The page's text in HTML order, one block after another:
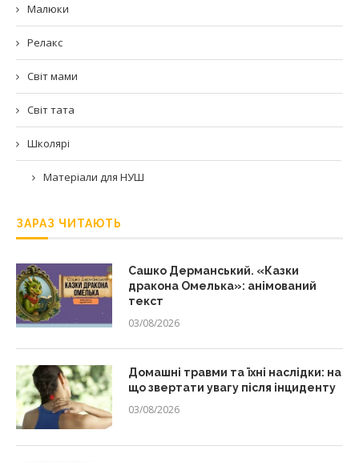
Малюки
Релакс
Світ мами
Світ тата
Школярі
Матеріали для НУШ
ЗАРАЗ ЧИТАЮТЬ
Сашко Дерманський. «Казки
дракона Омелька»: анімований
текст
03/08/2026
Домашні травми та їхні наслідки: на
що звертати увагу після інциденту
03/08/2026